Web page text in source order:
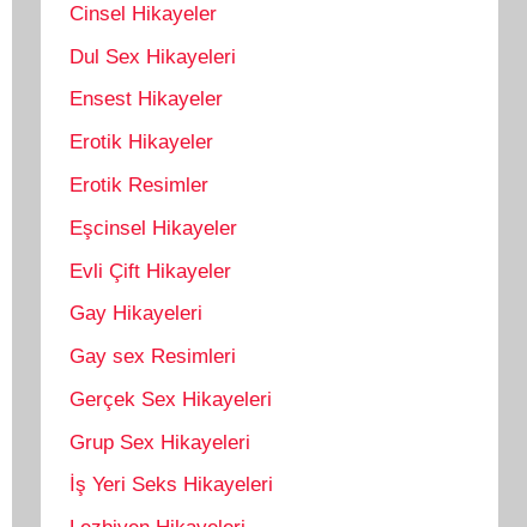
Cinsel Hikayeler
Dul Sex Hikayeleri
Ensest Hikayeler
Erotik Hikayeler
Erotik Resimler
Eşcinsel Hikayeler
Evli Çift Hikayeler
Gay Hikayeleri
Gay sex Resimleri
Gerçek Sex Hikayeleri
Grup Sex Hikayeleri
İş Yeri Seks Hikayeleri